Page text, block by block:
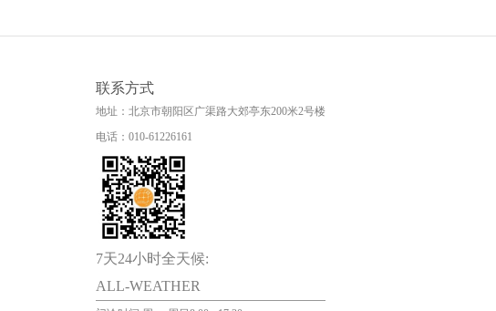
联系方式
地址：北京市朝阳区广渠路大郊亭东200米2号楼
电话：010-61226161
7天24小时全天候:
ALL-WEATHER